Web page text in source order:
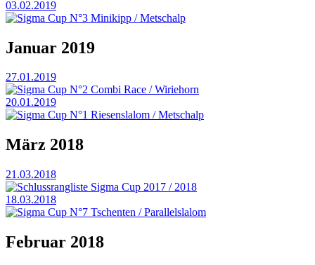
03.02.2019
Sigma Cup N°3 Minikipp / Metschalp
Januar 2019
27.01.2019
Sigma Cup N°2 Combi Race / Wiriehorn
20.01.2019
Sigma Cup N°1 Riesenslalom / Metschalp
März 2018
21.03.2018
Schlussrangliste Sigma Cup 2017 / 2018
18.03.2018
Sigma Cup N°7 Tschenten / Parallelslalom
Februar 2018